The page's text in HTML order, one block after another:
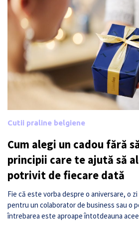
Cutii praline belgiene
Cum alegi un cadou fără
principii care te ajută să
potrivit de fiecare dată
Fie că este vorba despre o aniversare, o
pentru un colaborator de business sau o
întrebarea este aproape întotdeauna